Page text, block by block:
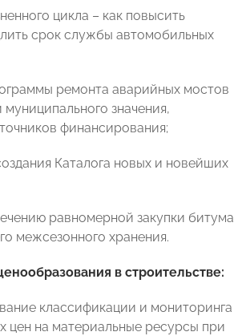
цикла – как повысить
срок службы автомобильных
ремонта аварийных мостов
муниципального значения,
финансирования;
Каталога новых и новейших
равномерной закупки битума
межсезонного хранения.
в строительстве:
классификации и мониторинга
цен на материальные ресурсы при